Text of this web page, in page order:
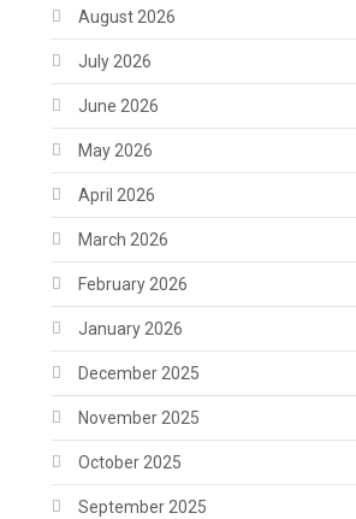
August 2026
July 2026
June 2026
May 2026
April 2026
March 2026
February 2026
January 2026
December 2025
November 2025
October 2025
September 2025